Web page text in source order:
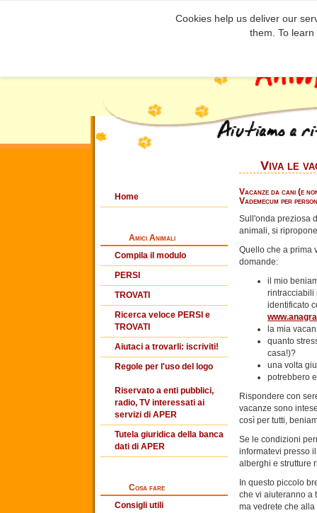
Cookies help us deliver our
them. To
Home
Amici Animali
Compila il modulo
PERSI
TROVATI
Ricerca veloce PERSI e
TROVATI
Aiutaci a trovarli: iscriviti!
Regole per l'uso del logo
Riservato a enti pubblici,
radio, TV interessati ai
servizi di APER
Tutela giuridica della banca
dati di APER
Cosa fare
Consigli utili
Viva le
Vacanze da cani (e
Vademecum per
Sull'onda preziosa
animali, si
Quello che a prima
domande:
il mio
rintracciabili
identificato
la mia
quanto
casa!)?
una volta
potrebbero
Rispondere con
vacanze sono
così per tutti,
Se le condizioni
informatevi presso
alberghi e strutture
In questo piccolo
che vi aiuteranno a
ma vedrete che